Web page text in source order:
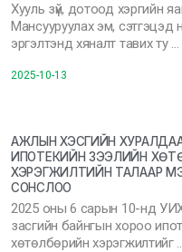
Хууль зүй, дотоод хэргийн
Мансууруулах эм,
эргэлтэнд хяналт тавих ту …
2025-10-13
АЖЛЫН ХЭСГИЙН
ИПОТЕКИЙН ЗЭЭЛИЙН
ХЭРЭГЖИЛТИЙН ТАЛААР
СОНСЛОО
2025 оны 6 сарын 10-нд
засгийн байнгын хороо
хөтөлбөрийн хэрэгжилтийг